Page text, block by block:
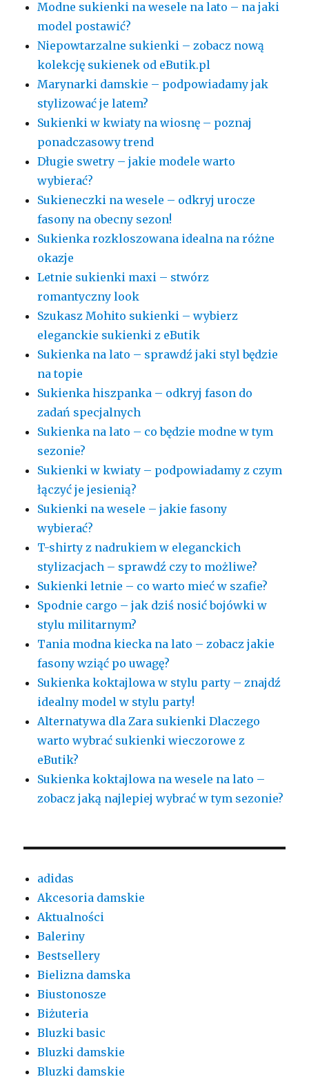
Modne sukienki na wesele na lato – na jaki
model postawić?
Niepowtarzalne sukienki – zobacz nową
kolekcję sukienek od eButik.pl
Marynarki damskie – podpowiadamy jak
stylizować je latem?
Sukienki w kwiaty na wiosnę – poznaj
ponadczasowy trend
Długie swetry – jakie modele warto
wybierać?
Sukieneczki na wesele – odkryj urocze
fasony na obecny sezon!
Sukienka rozkloszowana idealna na różne
okazje
Letnie sukienki maxi – stwórz
romantyczny look
Szukasz Mohito sukienki – wybierz
eleganckie sukienki z eButik
Sukienka na lato – sprawdź jaki styl będzie
na topie
Sukienka hiszpanka – odkryj fason do
zadań specjalnych
Sukienka na lato – co będzie modne w tym
sezonie?
Sukienki w kwiaty – podpowiadamy z czym
łączyć je jesienią?
Sukienki na wesele – jakie fasony
wybierać?
T-shirty z nadrukiem w eleganckich
stylizacjach – sprawdź czy to możliwe?
Sukienki letnie – co warto mieć w szafie?
Spodnie cargo – jak dziś nosić bojówki w
stylu militarnym?
Tania modna kiecka na lato – zobacz jakie
fasony wziąć po uwagę?
Sukienka koktajlowa w stylu party – znajdź
idealny model w stylu party!
Alternatywa dla Zara sukienki Dlaczego
warto wybrać sukienki wieczorowe z
eButik?
Sukienka koktajlowa na wesele na lato –
zobacz jaką najlepiej wybrać w tym sezonie?
adidas
Akcesoria damskie
Aktualności
Baleriny
Bestsellery
Bielizna damska
Biustonosze
Biżuteria
Bluzki basic
Bluzki damskie
Bluzki damskie